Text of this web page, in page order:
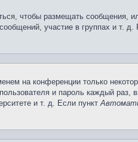
чтобы размещать сообщения,
участие в группах и т. д.
на конференции только
и пароль каждый раз,
и т. д. Если пункт